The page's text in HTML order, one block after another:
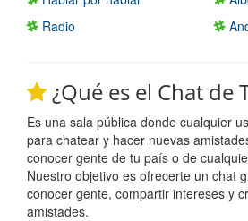
Radio
¿Qué es el Chat de
Es una sala pública donde cualquier
para chatear y hacer nuevas
conocer gente de tu país o de
Nuestro objetivo es ofrecerte un chat
conocer gente, compartir intereses y
amistades.